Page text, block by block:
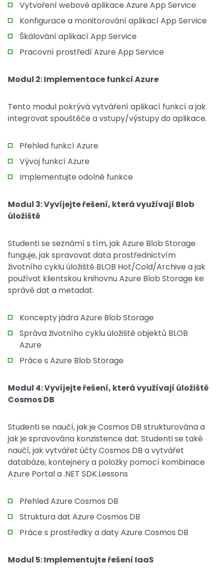
Vytvoření webové aplikace Azure App Service
Konfigurace a monitorování aplikací App Service
Škálování aplikací App Service
Pracovní prostředí Azure App Service
Modul 2: Implementace funkcí Azure
Tento modul pokrývá vytváření aplikací funkcí a jak
integrovat spouštěče a vstupy/výstupy do aplikace.
Přehled funkcí Azure
Vývoj funkcí Azure
Implementujte odolné funkce
Modul 3: Vyvíjejte řešení, která využívají Blob
úložiště
Studenti se seznámí s tím, jak Azure Blob Storage
funguje, jak spravovat data prostřednictvím
životního cyklu úložiště BLOB Hot/Cold/Archive a jak
používat klientskou knihovnu Azure Blob Storage ke
správě dat a metadat.
Koncepty jádra Azure Blob Storage
Správa životního cyklu úložiště objektů BLOB
Azure
Práce s Azure Blob Storage
Modul 4: Vyvíjejte řešení, která využívají úložiště
Cosmos DB
Studenti se naučí, jak je Cosmos DB strukturována a
jak je spravována konzistence dat. Studenti se také
naučí, jak vytvářet účty Cosmos DB a vytvářet
databáze, kontejnery a položky pomocí kombinace
Azure Portal a .NET SDK.Lessons
Přehled Azure Cosmos DB
Struktura dat Azure Cosmos DB
Práce s prostředky a daty Azure Cosmos DB
Modul 5: Implementujte řešení IaaS